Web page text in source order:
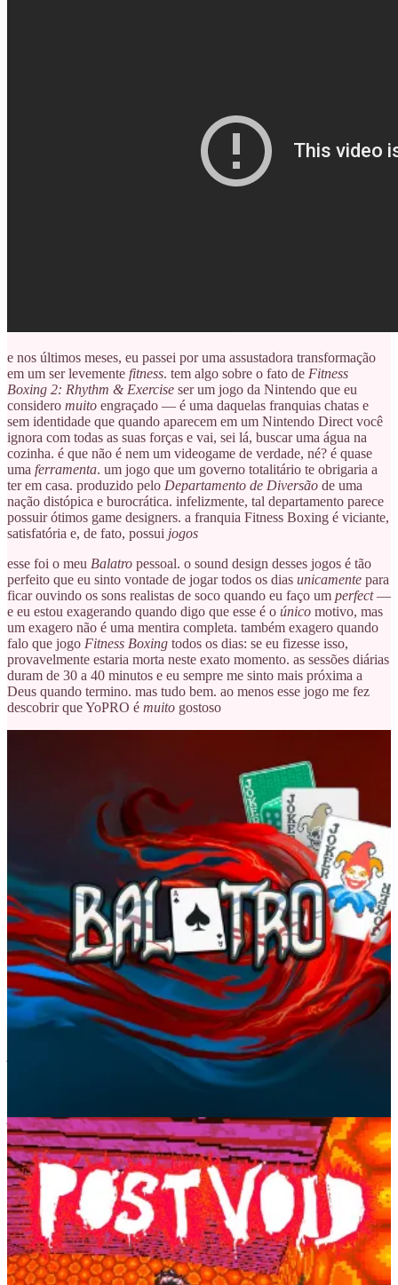
e nos últimos meses, eu passei por uma assustadora transformação
em um ser levemente fitness. tem algo sobre o fato de Fitness
Boxing 2: Rhythm & Exercise ser um jogo da Nintendo que eu
considero muito engraçado — é uma daquelas franquias chatas e
sem identidade que quando aparecem em um Nintendo Direct você
ignora com todas as suas forças e vai, sei lá, buscar uma água na
cozinha. é que não é nem um videogame de verdade, né? é quase
uma ferramenta. um jogo que um governo totalitário te obrigaria a
ter em casa. produzido pelo Departamento de Diversão de uma
nação distópica e burocrática. infelizmente, tal departamento parece
possuir ótimos game designers. a franquia Fitness Boxing é viciante,
satisfatória e, de fato, possui jogos
esse foi o meu Balatro pessoal. o sound design desses jogos é tão
perfeito que eu sinto vontade de jogar todos os dias unicamente para
ficar ouvindo os sons realistas de soco quando eu faço um perfect—
e eu estou exagerando quando digo que esse é o único motivo, mas
um exagero não é uma mentira completa. também exagero quando
falo que jogo Fitness Boxing todos os dias: se eu fizesse isso,
provavelmente estaria morta neste exato momento. as sessões diárias
duram de 30 a 40 minutos e eu sempre me sinto mais próxima a
Deus quando termino. mas tudo bem. ao menos esse jogo me fez
descobrir que YoPRO é muito gostoso
ah, é. eu menti.Balatrofoi o meuBalatro. sem querer ser uma indie
ridícula que gosta das coisas antes de todo mundo, mas eu joguei a
demo desse joguinho genérico de cartas em algum festival da Steam
no ano passado e fiquei obcecada quase que imediatamente — e
talvez seja esse o grande apelo do jogo. o quão instantâneoele é.
você sabe jogar poker? você sabe jogarBalatro . é um daqueles
típicos jogos em que o gameplay consiste em ver um número
aumentar cada vez mais — ficar apertando o botão de adição na
calculadora e, de vez em quando, o botão de multiplicação. eu já
Football Manager. eu entendo o que é isso
e nos momentos em que eu queria desligar completamente o meu
jogavaPost Void. belíssimo videogame. eu sou fã de jogos que você
pode só pegar e jogar por 15 minutos, e uma sessão dePost Void
pode facilmente durar uns 30 segundos — se você for muito ruim e
morrer extremamente rápido, claro. é um jogo de atirar em inimigos,
e você nem sabe direito o que são os inimigos, mas você tem uma
arma e tudo está indo rápido demais. eu não vou comparar com
Cruelty Squad
. eu jamais faria isso. é como comparar qualquer
música experimental com Death Grips ou Björk. chamar qualquer
filme mais esquisitinho delynchiano. mas assim… tem alguma coisa
aí